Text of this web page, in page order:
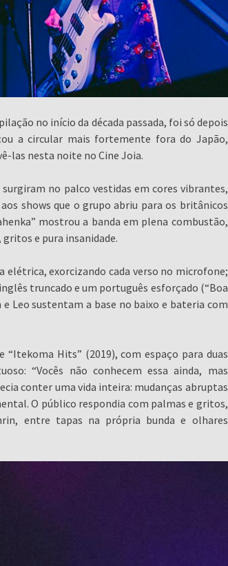
no início da década passada, foi só depois
a circular mais fortemente fora do Japão,
las nesta noite no Cine Joia.
surgiram no palco vestidas em cores vibrantes,
shows que o grupo abriu para os britânicos
mostrou a banda em plena combustão,
e pura insanidade.
elétrica, exorcizando cada verso no microfone;
truncado e um português esforçado (“Boa
Leo sustentam a base no baixo e bateria com
“Itekoma Hits” (2019), com espaço para duas
“Vocês não conhecem essa ainda, mas
conter uma vida inteira: mudanças abruptas
O público respondia com palmas e gritos,
entre tapas na própria bunda e olhares